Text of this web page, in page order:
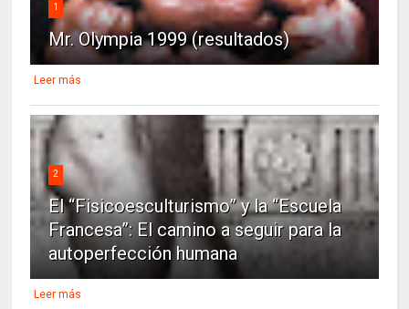
1
Mr. Olympia 1999 (resultados)
Leer más
2
El “Fisicoesculturismo” y la “Escuela
Francesa”: El camino a seguir para la
autoperfección humana
Leer más